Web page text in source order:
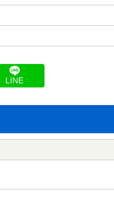
LINE